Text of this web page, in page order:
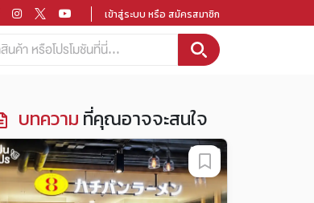
เข้าสู่ระบบ หรือ สมัครสมาชิก
บทความ ที่คุณอาจจะสนใจ